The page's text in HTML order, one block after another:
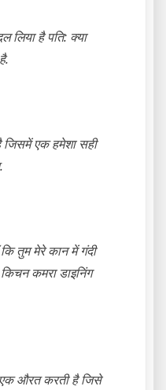
लिया है पति: क्या
जिसमें एक हमेशा सही
कि तुम मेरे कान में गंदी
कमरा डाइनिंग
औरत करती है जिसे